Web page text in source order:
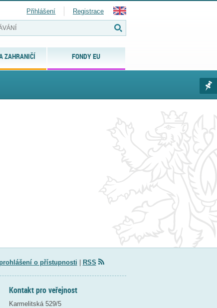
ZAHRANIČÍ FONDY EU
Přihlášení Registrace
o přístupnosti RSS
Kontakt pro veřejnost
Karmelitská 529/5